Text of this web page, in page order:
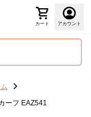
カート アカウント
ーフ EAZ541